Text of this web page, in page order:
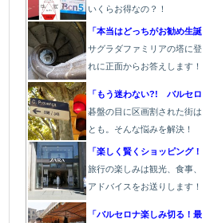
いくらお得なの？！
「本当はどっちがお勧め生
サグラダファミリアの塔に
れに正面からお答えします！
「もう迷わない?! バルセロ
碁盤の目に区画割された街
とも。そんな悩みを解決！
「楽しく賢くショッピング！
旅行の楽しみは観光、食事
アドバイスをお送りします！
「バルセロナ楽しみ切る！